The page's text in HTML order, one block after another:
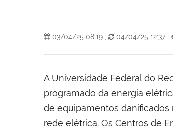
03/04/25 08:19 04/04/25 12:37 |
A Universidade Federal do
programado da energia
de equipamentos danificados
rede elétrica. Os Centros de